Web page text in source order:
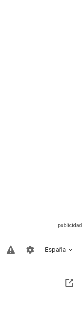
España